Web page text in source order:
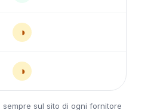
◑
◑
sul sito di ogni fornitore